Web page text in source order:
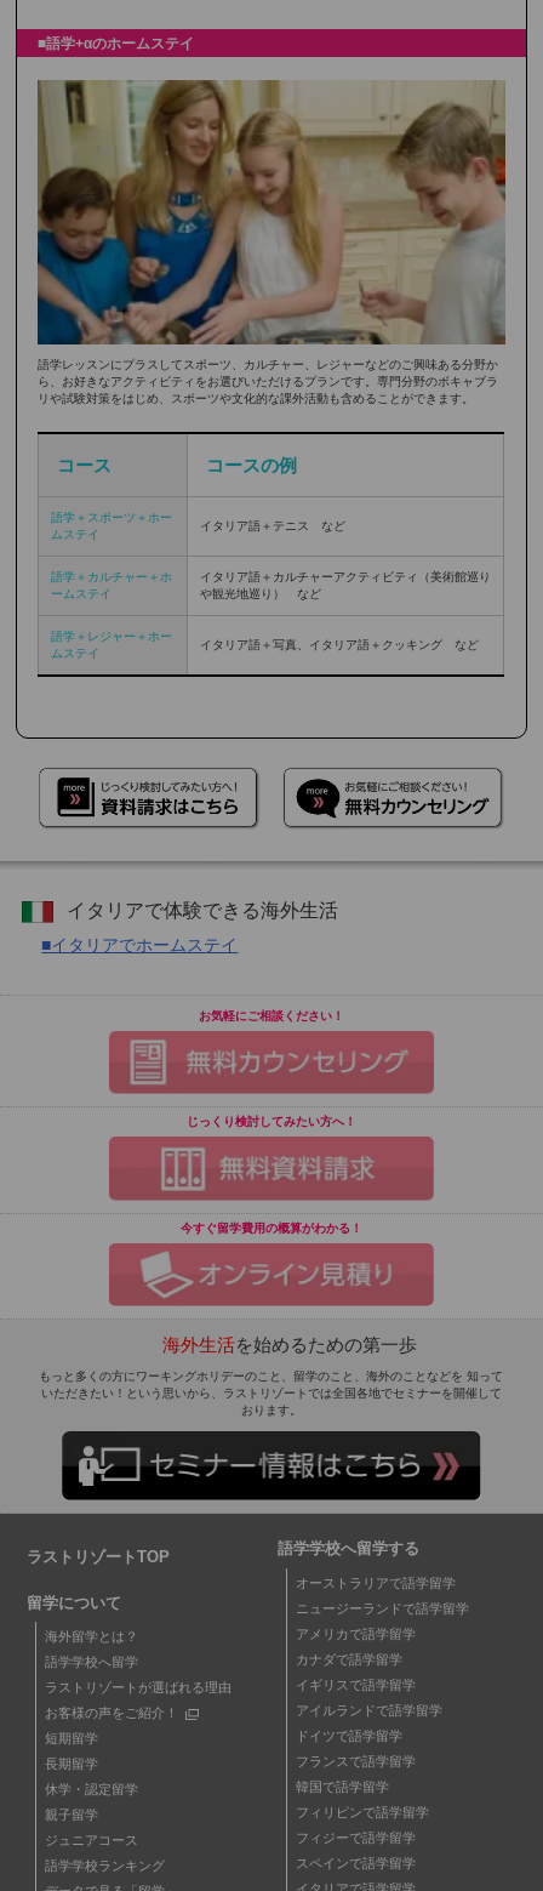
■語学+αのホームステイ
語学レッスンにプラスしてスポーツ、カルチャー、レジャーなどのご興味ある分野か
ら、お好きなアクティビティをお選びいただけるプランです。専門分野のボキャブラ
リや試験対策をはじめ、スポーツや文化的な課外活動も含めることができます。
コース コースの例
語学＋スポーツ＋ホー
ムステイ
イタリア語＋テニス など
語学＋カルチャー＋ホ
ームステイ
イタリア語＋カルチャーアクティビティ（美術館巡り
や観光地巡り） など
語学＋レジャー＋ホー
ムステイ
イタリア語＋写真、イタリア語＋クッキング など
イタリアで体験できる海外生活
■イタリアでホームステイ
お気軽にご相談ください！
じっくり検討してみたい方へ！
今すぐ留学費用の概算がわかる！
海外生活を始めるための第一歩
もっと多くの方にワーキングホリデーのこと、留学のこと、海外のことなどを 知って
いただきたい！という思いから、ラストリゾートでは全国各地でセミナーを開催して
おります。
ラストリゾートTOP
留学について
海外留学とは？
語学学校へ留学
ラストリゾートが選ばれる理由
お客様の声をご紹介！
短期留学
長期留学
休学・認定留学
親子留学
ジュニアコース
語学学校ランキング
語学学校へ留学する
オーストラリアで語学留学
ニュージーランドで語学留学
アメリカで語学留学
カナダで語学留学
イギリスで語学留学
アイルランドで語学留学
ドイツで語学留学
フランスで語学留学
韓国で語学留学
フィリピンで語学留学
フィジーで語学留学
スペインで語学留学